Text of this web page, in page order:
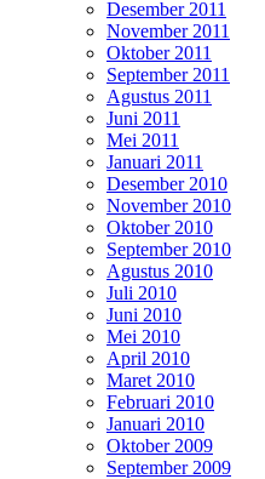
Desember 2011
November 2011
Oktober 2011
September 2011
Agustus 2011
Juni 2011
Mei 2011
Januari 2011
Desember 2010
November 2010
Oktober 2010
September 2010
Agustus 2010
Juli 2010
Juni 2010
Mei 2010
April 2010
Maret 2010
Februari 2010
Januari 2010
Oktober 2009
September 2009